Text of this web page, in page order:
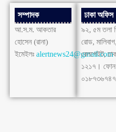
সম্পাদক
আ.স.ম. আকতার
হোসেন (রানা)
ইমেইলঃ alertnews24@gmail.com
ঢাকা অফিস
৯২, ৫ম তলা
রোড, মালিবাগ,
রেলগেইট,
১২১৭।